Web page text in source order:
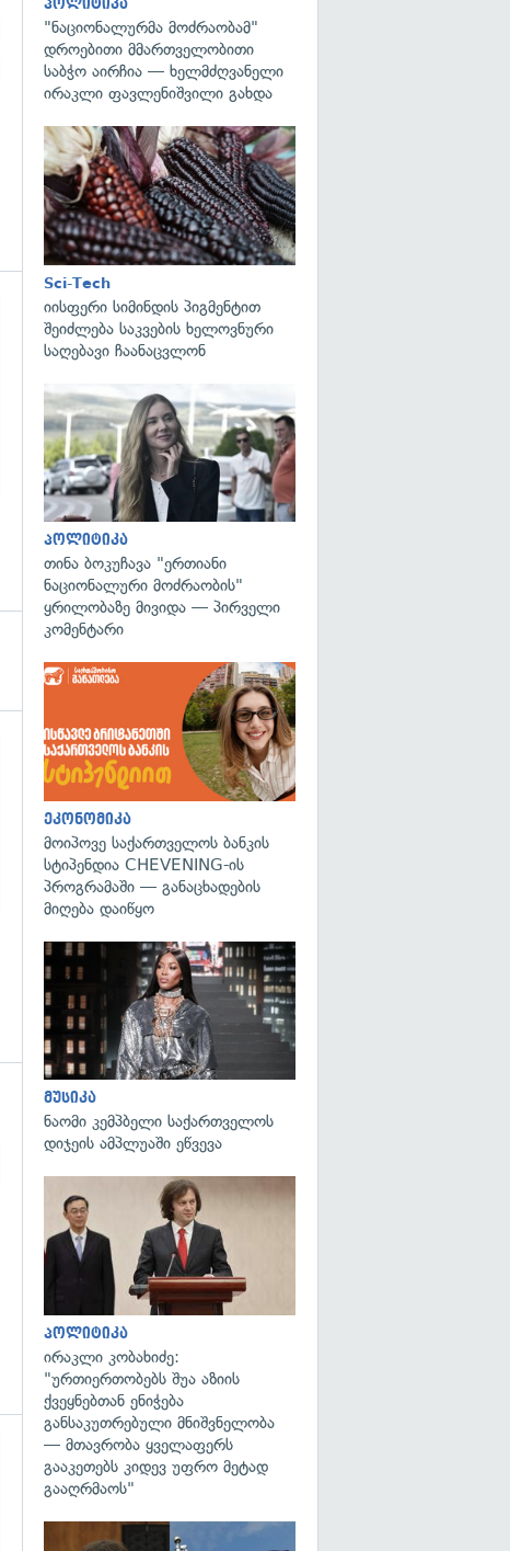
გადახედვა
გადახედვა
პოლიტიკა
"ნაციონალურმა მოძრაობამ"
დროებითი მმართველობითი
საბჭო აირჩია — ხელმძღვანელი
ირაკლი ფავლენიშვილი გახდა
Sci-Tech
იისფერი სიმინდის პიგმენტით
შეიძლება საკვების ხელოვნური
საღებავი ჩაანაცვლონ
პოლიტიკა
თინა ბოკუჩავა "ერთიანი
ნაციონალური მოძრაობის"
ყრილობაზე მივიდა — პირველი
კომენტარი
ეკონომიკა
მოიპოვე საქართველოს ბანკის
სტიპენდია CHEVENING-ის
პროგრამაში — განაცხადების
მიღება დაიწყო
მუსიკა
ნაომი კემპბელი საქართველოს
დიჯეის ამპლუაში ეწვევა
პოლიტიკა
ირაკლი კობახიძე:
"ურთიერთობებს შუა აზიის
ქვეყნებთან ენიჭება
განსაკუთრებული მნიშვნელობა
— მთავრობა ყველაფერს
გააკეთებს კიდევ უფრო მეტად
გააღრმაოს"